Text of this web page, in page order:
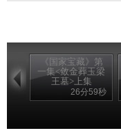
《国家宝藏》第
一集<敛金葬玉梁
王墓>上集
26分59秒